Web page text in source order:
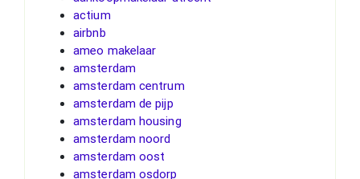
actium
airbnb
ameo makelaar
amsterdam
amsterdam centrum
amsterdam de pijp
amsterdam housing
amsterdam noord
amsterdam oost
amsterdam osdorp